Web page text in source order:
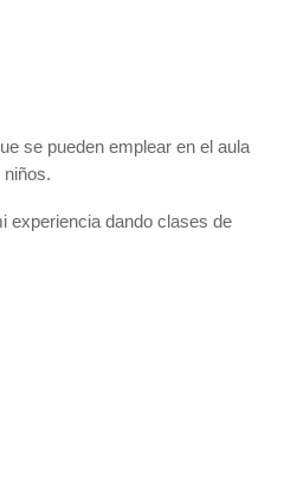
se pueden emplear en el aula
experiencia dando clases de